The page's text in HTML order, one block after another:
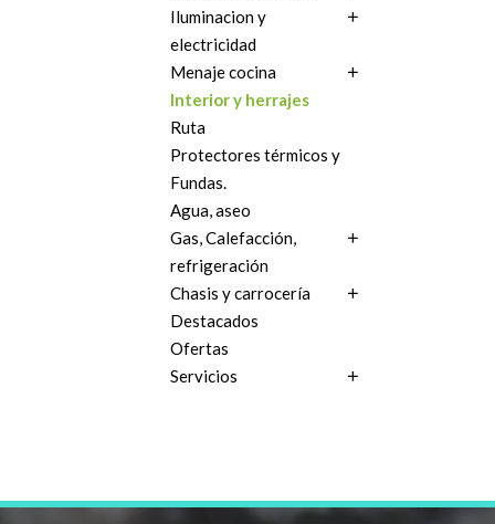
Iluminacion y
electricidad
Menaje cocina
Interior y herrajes
Ruta
Protectores térmicos y
Fundas.
Agua, aseo
Gas, Calefacción,
refrigeración
Chasis y carrocería
Destacados
Ofertas
Servicios